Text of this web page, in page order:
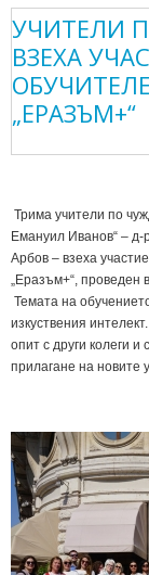
УЧИТЕЛИ
ВЗЕХА
„ЕРАЗЪМ+“
Трима учители по
Емануил Иванов“ –
Арбов – взеха
„Еразъм+“, проведен
Темата на
изкуствения
опит с други колеги
прилагане на новите